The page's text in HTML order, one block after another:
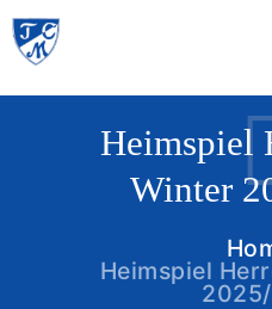
Heimspiel
Winter
Heimspiel